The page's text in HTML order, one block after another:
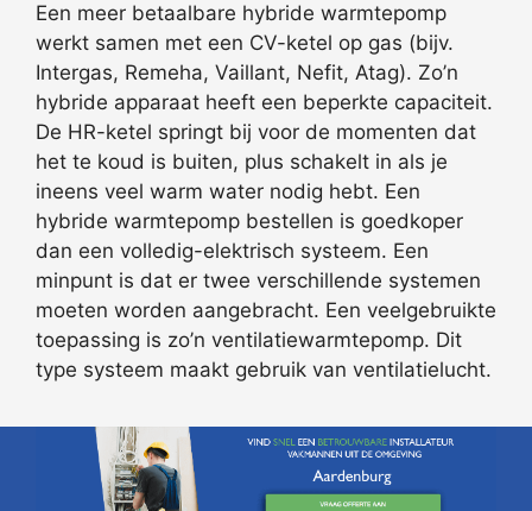
Een meer betaalbare hybride warmtepomp
werkt samen met een CV-ketel op gas (bijv.
Intergas, Remeha, Vaillant, Nefit, Atag). Zo’n
hybride apparaat heeft een beperkte capaciteit.
De HR-ketel springt bij voor de momenten dat
het te koud is buiten, plus schakelt in als je
ineens veel warm water nodig hebt. Een
hybride warmtepomp bestellen is goedkoper
dan een volledig-elektrisch systeem. Een
minpunt is dat er twee verschillende systemen
moeten worden aangebracht. Een veelgebruikte
toepassing is zo’n ventilatiewarmtepomp. Dit
type systeem maakt gebruik van ventilatielucht.